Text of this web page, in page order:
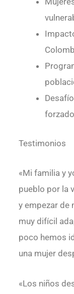
Testimonios
«Mi familia y
pueblo por la
y empezar de
muy difícil
poco hemos
una mujer
«Los niños